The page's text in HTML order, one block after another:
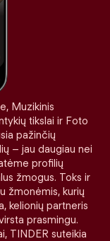
Muzikinis
tikslai ir Foto
pažinčių
– jau daugiau nei
profilių
žmogus. Toks ir
žmonėmis, kurių
kelionių partneris
prasmingu.
TINDER suteikia